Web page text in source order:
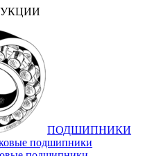
ПОДШИПНИКИ
подшипники